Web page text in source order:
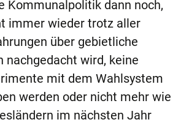
Kommunalpolitik dann noch,
immer wieder trotz aller
über gebietliche
nachgedacht wird, keine
mit dem Wahlsystem
werden oder nicht mehr wie
im nächsten Jahr